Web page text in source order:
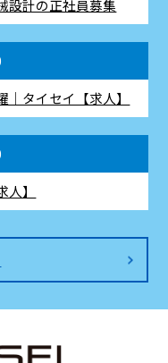
設計の正社員募集
タイセイ【求人】
】